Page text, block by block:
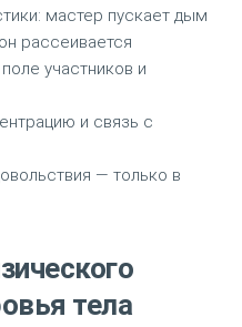
мастер пускает дым
рассеивается
участников и
и связь с
— только в
тела